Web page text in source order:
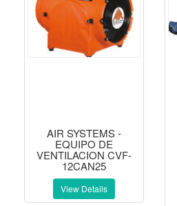
AIR SYSTEMS -
EQUIPO DE
VENTILACION CVF-
12CAN25
View Details